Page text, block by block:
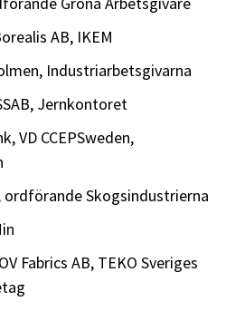
AB, IKEM
Industriarbetsgivarna
Jernkontoret
VD CCEPSweden,
ordförande Skogsindustrierna
Fabrics AB, TEKO Sveriges